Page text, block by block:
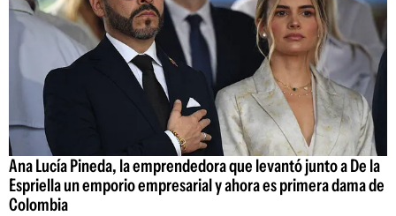
Ana Lucía Pineda, la emprendedora que levantó junto a De la
Espriella un emporio empresarial y ahora es primera dama de
Colombia